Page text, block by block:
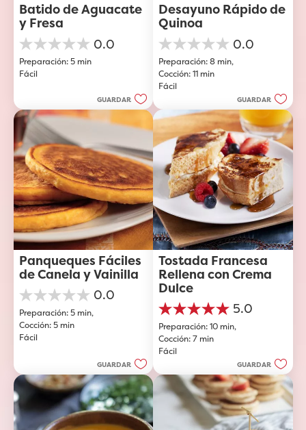
Batido de Aguacate
y Fresa
0.0
0.0
de
5
Preparación: 5 min
Fácil
GUARDAR
Desayuno Rápido de
Quinoa
0.0
0.0
de
5
estrellas.
Preparación: 8 min,
Cocción: 11 min
Fácil
GUARDAR
Panqueques Fáciles
de Canela y Vainilla
0.0
0.0
de
5
estrellas.
Preparación: 5 min,
Cocción: 5 min
Fácil
GUARDAR
Tostada Francesa
Rellena con Crema
Dulce
5.0
5.0
de
5
estrellas.
reseña
Preparación: 10 min,
Cocción: 7 min
Fácil
GUARDAR